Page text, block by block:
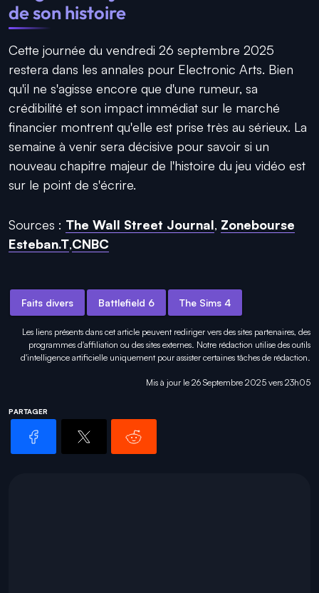
de son histoire
Cette journée du vendredi 26 septembre 2025
restera dans les annales pour Electronic Arts. Bien
qu'il ne s'agisse encore que d'une rumeur, sa
crédibilité et son impact immédiat sur le marché
financier montrent qu'elle est prise très au sérieux. La
semaine à venir sera décisive pour savoir si un
nouveau chapitre majeur de l'histoire du jeu vidéo est
sur le point de s'écrire.
Sources : The Wall Street Journal, Zonebourse
Esteban.T,CNBC
Faits divers Battlefield 6 The Sims 4
Les liens présents dans cet article peuvent rediriger vers des sites partenaires, des
programmes d'affiliation ou des sites externes. Notre rédaction utilise des outils
d'intelligence artificielle uniquement pourassister certaines tâches de rédaction.
Mis à jour le 26 Septembre 2025 vers 23h05
PARTAGER